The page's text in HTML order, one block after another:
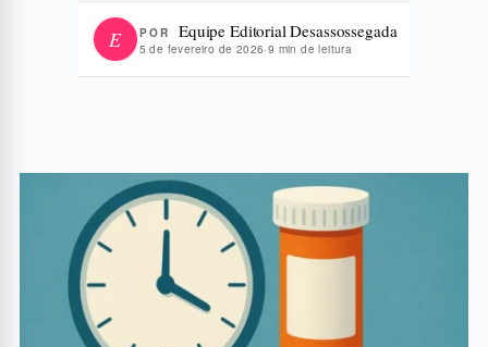
E POR Equipe Editorial Desassossegada
5 de fevereiro de 2026·9 min de leitura